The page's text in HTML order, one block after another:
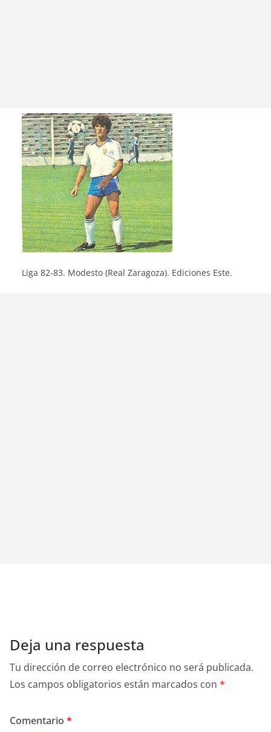
Liga 82-83. Modesto (Real Zaragoza). Ediciones Este.
Deja una respuesta
Tu dirección de correo electrónico no será publicada.
Los campos obligatorios están marcados con *
Comentario *